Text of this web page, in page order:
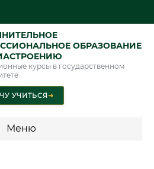
ОБРАЗОВАНИЕ
курсы в государственном
УЧИТЬСЯ➜
Меню